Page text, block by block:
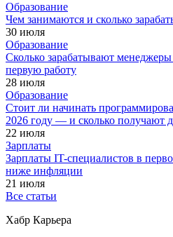
Образование
Чем занимаются и сколько
30 июля
Образование
Сколько зарабатывают
первую работу
28 июля
Образование
Стоит ли начинать
2026 году — и сколько получают
22 июля
Зарплаты
Зарплаты IT-специалистов в
ниже инфляции
21 июля
Все статьи
Хабр Карьера